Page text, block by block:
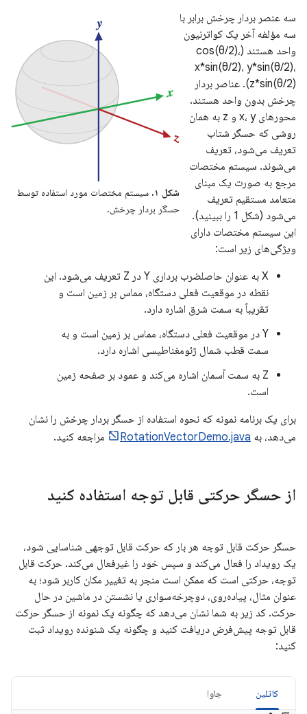
شکل ۱.
سیستم مختصات مورد استفاده توسط
حسگر بردار چرخش.
سه عنصر بردار چرخش برابر با
سه مؤلفه آخر یک کواترنیون
واحد هستند (cos(θ/2)،
x*sin(θ/2)، y*sin(θ/2)،
z*sin(θ/2)). عناصر بردار
چرخش بدون واحد هستند.
محورهای x، y و z به همان
روشی که حسگر شتاب
تعریف می‌شود، تعریف
می‌شوند. سیستم مختصات
مرجع به صورت یک مبنای
متعامد مستقیم تعریف
می‌شود (شکل 1 را ببینید).
این سیستم مختصات دارای
ویژگی‌های زیر است:
X به عنوان حاصلضرب برداری Y در Z تعریف می‌شود. این
نقطه در موقعیت فعلی دستگاه، مماس بر زمین است و
تقریباً به سمت شرق اشاره دارد.
Y در موقعیت فعلی دستگاه، مماس بر زمین است و به
سمت قطب شمال ژئومغناطیسی اشاره دارد.
Z به سمت آسمان اشاره می‌کند و عمود بر صفحه زمین
است.
برای یک برنامه نمونه که نحوه استفاده از حسگر بردار چرخش را نشان
می‌دهد، به RotationVectorDemo.java مراجعه کنید.
از حسگر حرکتی قابل توجه استفاده کنید
حسگر حرکت قابل توجه هر بار که حرکت قابل توجهی شناسایی شود،
یک رویداد را فعال می‌کند و سپس خود را غیرفعال می‌کند. حرکت قابل
توجه، حرکتی است که ممکن است منجر به تغییر مکان کاربر شود؛ به
عنوان مثال، پیاده‌روی، دوچرخه‌سواری یا نشستن در ماشین در حال
حرکت. کد زیر به شما نشان می‌دهد که چگونه یک نمونه از حسگر حرکت
قابل توجه پیش‌فرض دریافت کنید و چگونه یک شنونده رویداد ثبت
کنید:
کاتلین جاوا